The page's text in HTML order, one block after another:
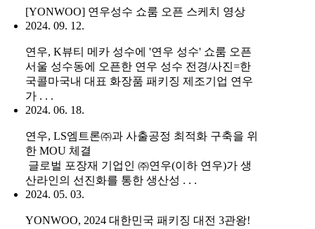
[YONWOO] 연우성수 쇼룸 오픈 스케치 영상
2024. 09. 12.
연우, K뷰티 메카 성수에 '연우 성수' 쇼룸 오픈
서울 성수동에 오픈한 연우 성수 전경/사진=한
국콜마국내 대표 화장품 패키징 제조기업 연우
가 . . .
2024. 06. 18.
연우, LS엠트론㈜과 사출공정 최적화 구축을 위
한 MOU 체결
글로벌 포장재 기업인 ㈜연우(이하 연우)가 생
산라인의 선진화를 통한 생산성 . . .
2024. 05. 03.
YONWOO, 2024 대한민국 패키징 대전 3관왕!